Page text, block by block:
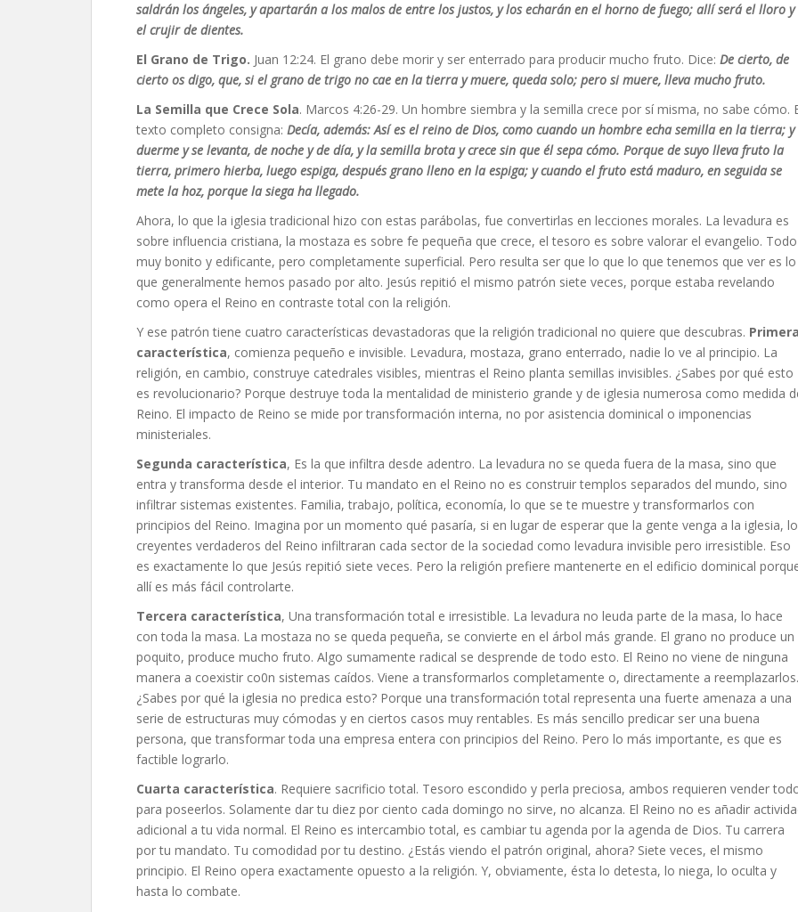
saldrán los ángeles, y apartarán a los malos de entre los justos, y los echarán en el horno de fuego; allí será el lloro y
el crujir de dientes.
El Grano de Trigo. Juan 12:24. El grano debe morir y ser enterrado para producir mucho fruto. Dice: De cierto, de
cierto os digo, que, si el grano de trigo no cae en la tierra y muere, queda solo; pero si muere, lleva mucho fruto.
La Semilla que Crece Sola. Marcos 4:26-29. Un hombre siembra y la semilla crece por sí misma, no sabe cómo.
texto completo consigna: Decía, además: Así es el reino de Dios, como cuando un hombre echa semilla en la tierra; y
duerme y se levanta, de noche y de día, y la semilla brota y crece sin que él sepa cómo. Porque de suyo lleva fruto la
tierra, primero hierba, luego espiga, después grano lleno en la espiga; y cuando el fruto está maduro, en seguida se
mete la hoz, porque la siega ha llegado.
Ahora, lo que la iglesia tradicional hizo con estas parábolas, fue convertirlas en lecciones morales. La levadura es
sobre influencia cristiana, la mostaza es sobre fe pequeña que crece, el tesoro es sobre valorar el evangelio. Todo
muy bonito y edificante, pero completamente superficial. Pero resulta ser que lo que lo que tenemos que ver es lo
que generalmente hemos pasado por alto. Jesús repitió el mismo patrón siete veces, porque estaba revelando
como opera el Reino en contraste total con la religión.
Y ese patrón tiene cuatro características devastadoras que la religión tradicional no quiere que descubras.
característica, comienza pequeño e invisible. Levadura, mostaza, grano enterrado, nadie lo ve al principio. La
religión, en cambio, construye catedrales visibles, mientras el Reino planta semillas invisibles. ¿Sabes por qué esto
es revolucionario? Porque destruye toda la mentalidad de ministerio grande y de iglesia numerosa como medida
Reino. El impacto de Reino se mide por transformación interna, no por asistencia dominical o imponencias
ministeriales.
Segunda característica, Es la que infiltra desde adentro. La levadura no se queda fuera de la masa, sino que
entra y transforma desde el interior. Tu mandato en el Reino no es construir templos separados del mundo, sino
infiltrar sistemas existentes. Familia, trabajo, política, economía, lo que se te muestre y transformarlos con
principios del Reino. Imagina por un momento qué pasaría, si en lugar de esperar que la gente venga a la iglesia,
creyentes verdaderos del Reino infiltraran cada sector de la sociedad como levadura invisible pero irresistible. Eso
es exactamente lo que Jesús repitió siete veces. Pero la religión prefiere mantenerte en el edificio dominical
allí es más fácil controlarte.
Tercera característica, Una transformación total e irresistible. La levadura no leuda parte de la masa, lo hace
con toda la masa. La mostaza no se queda pequeña, se convierte en el árbol más grande. El grano no produce un
poquito, produce mucho fruto. Algo sumamente radical se desprende de todo esto. El Reino no viene de ninguna
manera a coexistir co0n sistemas caídos. Viene a transformarlos completamente o, directamente a reemplazarlos.
¿Sabes por qué la iglesia no predica esto? Porque una transformación total representa una fuerte amenaza a una
serie de estructuras muy cómodas y en ciertos casos muy rentables. Es más sencillo predicar ser una buena
persona, que transformar toda una empresa entera con principios del Reino. Pero lo más importante, es que es
factible lograrlo.
Cuarta característica. Requiere sacrificio total. Tesoro escondido y perla preciosa, ambos requieren vender
para poseerlos. Solamente dar tu diez por ciento cada domingo no sirve, no alcanza. El Reino no es añadir
adicional a tu vida normal. El Reino es intercambio total, es cambiar tu agenda por la agenda de Dios. Tu carrera
por tu mandato. Tu comodidad por tu destino. ¿Estás viendo el patrón original, ahora? Siete veces, el mismo
principio. El Reino opera exactamente opuesto a la religión. Y, obviamente, ésta lo detesta, lo niega, lo oculta y
hasta lo combate.